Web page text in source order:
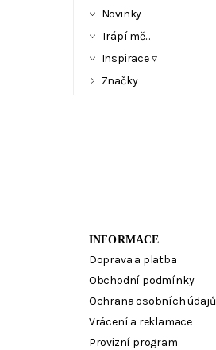
Novinky
Trápí mě...
Inspirace ▿
Značky
INFORMACE
Doprava a platba
Obchodní podmínky
Ochrana osobních údajů
Vrácení a reklamace
Provizní program